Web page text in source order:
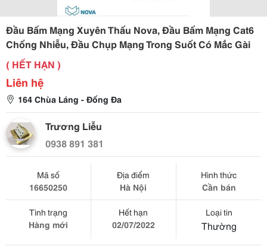
Đầu Bấm Mạng Xuyên Thấu Nova, Đầu Bấm Mạng Cat6
Chống Nhiễu, Đầu Chụp Mạng Trong Suốt Có Mắc Gài
( HẾT HẠN )
Liên hệ
164 Chùa Láng - Đống Đa
Trương Liễu
0938 891 381
Mã số
16650250
Địa điểm
Hà Nội
Hình thức
Cần bán
Tình trạng
Hàng mới
Hết hạn
02/07/2022
Loại tin
Thường